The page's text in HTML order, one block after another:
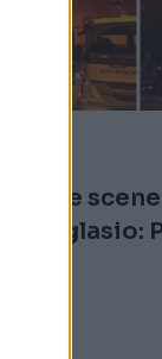
se oglasio: